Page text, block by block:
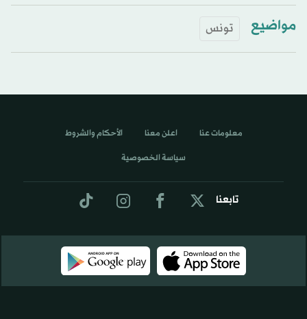
مواضيع تونس
تابعنا
معلومات عنا اعلن معنا الأحكام والشروط
سياسة الخصوصية